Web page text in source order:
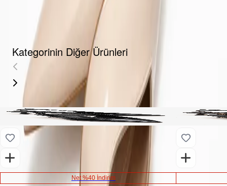
YORUMLAR
AKSESUARLAR
Kategorinin Diğer Ürünleri
Net %40 İndirim